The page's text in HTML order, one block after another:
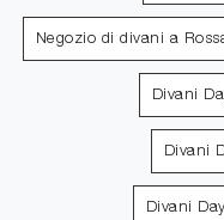
Negozio di divani a
Divani
Divani
Divani